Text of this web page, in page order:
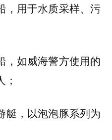
，用于水质采样、污
，如威海警方使用的
艇，以泡泡豚系列为